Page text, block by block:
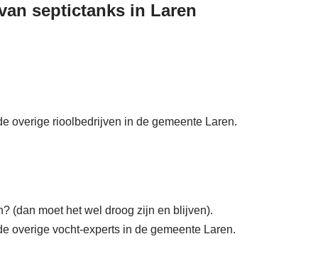
septictanks in Laren
overige rioolbedrijven in de gemeente Laren.
(dan moet het wel droog zijn en blijven).
overige vocht-experts in de gemeente Laren.